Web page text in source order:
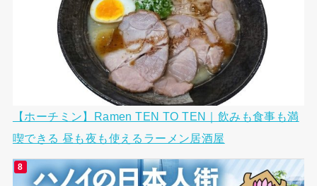
【ホーチミン】Ramen TEN TO TEN｜飲みも食事も満
喫できる 昼も夜も使えるラーメン居酒屋